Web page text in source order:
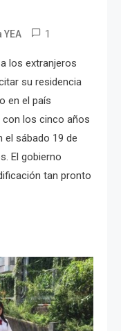
YEA 1
los extranjeros
su residencia
en el país
los cinco años
el sábado 19 de
El gobierno
tan pronto